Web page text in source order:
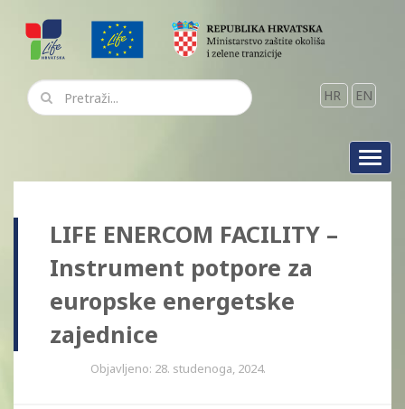
HR EN
LIFE ENERCOM FACILITY –
Instrument potpore za
europske energetske
zajednice
Objavljeno: 28. studenoga, 2024.